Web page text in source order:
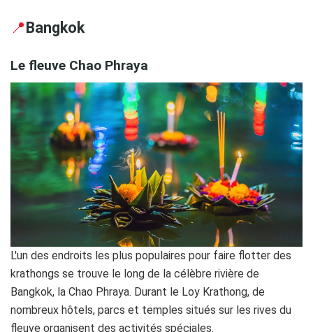
📍Bangkok
Le fleuve Chao Phraya
L'un des endroits les plus populaires pour faire flotter des
krathongs se trouve le long de la célèbre rivière de
Bangkok, la Chao Phraya. Durant le Loy Krathong, de
nombreux hôtels, parcs et temples situés sur les rives du
fleuve organisent des activités spéciales.